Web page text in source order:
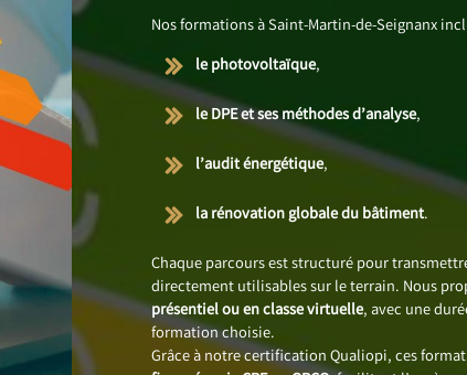
Nos formations à Saint-Martin-de-Seignanx
le photovoltaïque,
le DPE et ses méthodes d’analyse,
l’audit énergétique,
la rénovation globale du bâtiment.
Chaque parcours est structuré pour
directement utilisables sur le terrain. Nous
présentiel ou en classe virtuelle, avec une
formation choisie.
Grâce à notre certification Qualiopi, ces